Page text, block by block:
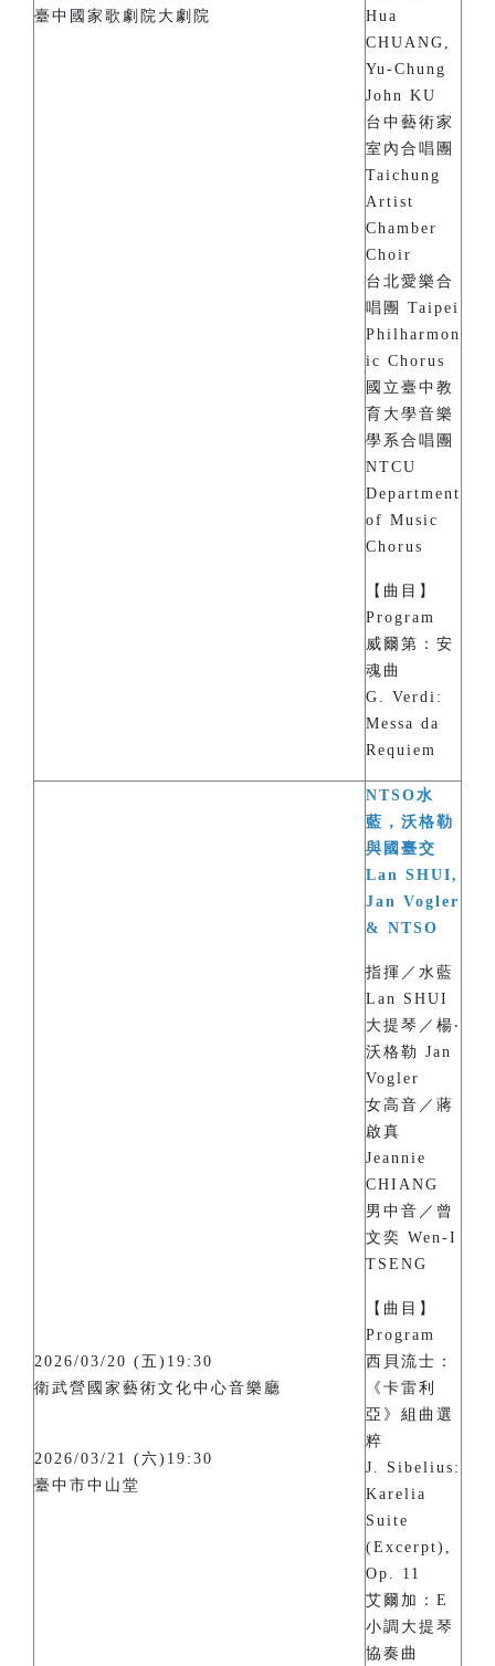
臺中國家歌劇院大劇院
Hua
CHUANG,
Yu-Chung
John KU
台中藝術家
室內合唱團
Taichung
Artist
Chamber
Choir
台北愛樂合
唱團 Taipei
Philharmon
ic Chorus
國立臺中教
育大學音樂
學系合唱團
NTCU
Department
of Music
Chorus
【曲目】
Program
威爾第：安
魂曲
G. Verdi:
Messa da
Requiem
2026/03/20 (五)19:30
衛武營國家藝術文化中心音樂廳
2026/03/21 (六)19:30
臺中市中山堂
NTSO水
藍，沃格勒
與國臺交
Lan SHUI,
Jan Vogler
& NTSO
指揮／水藍
Lan SHUI
大提琴／楊‧
沃格勒 Jan
Vogler
女高音／蔣
啟真
Jeannie
CHIANG
男中音／曾
文奕 Wen-I
TSENG
【曲目】
Program
西貝流士：
《卡雷利
亞》組曲選
粹
J. Sibelius:
Karelia
Suite
(Excerpt),
Op. 11
艾爾加：E
小調大提琴
協奏曲